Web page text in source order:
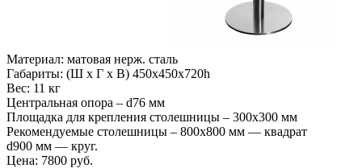
Материал: матовая нерж. сталь
Габариты: (Ш х Г х В) 450х450х720h
Вес: 11 кг
Центральная опора – d76 мм
Площадка для крепления столешницы – 300х300 мм
Рекомендуемые столешницы – 800х800 мм — квадрат
d900 мм — круг.
Цена: 7800 руб.